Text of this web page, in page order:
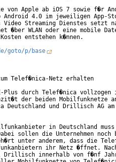
von Apple ab iOS 7 sowie f�r
Android 4.0 im jeweiligen App-
Video Streaming Dienstes setzt
�ber WLAN oder eine mobile
entstehen k�nnen.
goto/p/base
Telef�nica-Netz erhalten
E-Plus durch Telef�nica
der beiden Mobilfunknetze
Deutschland und Drillisch AG
in Deutschland muss
sollen die Unternehmen noch
unter anderem, dass die
ihr Netz �ffnet.
Drillisch innerhalb von f�nf